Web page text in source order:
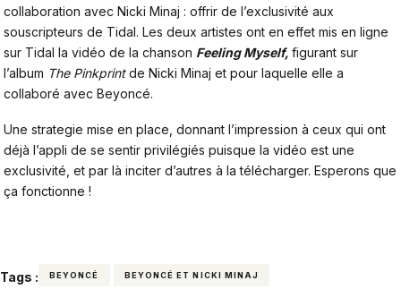
collaboration avec Nicki Minaj : offrir de l’exclusivité aux
souscripteurs de Tidal. Les deux artistes ont en effet mis en ligne
sur Tidal la vidéo de la chanson Feeling Myself, figurant sur
l’album The Pinkprintde Nicki Minaj et pour laquelle elle a
collaboré avec Beyoncé.
Une strategie mise en place, donnant l’impression à ceux qui ont
déjà l’appli de se sentir privilégiés puisque la vidéo est une
exclusivité, et par là inciter d’autres à la télécharger. Esperons que
ça fonctionne !
Tags : BEYONCÉ BEYONCÉ ET NICKI MINAJ